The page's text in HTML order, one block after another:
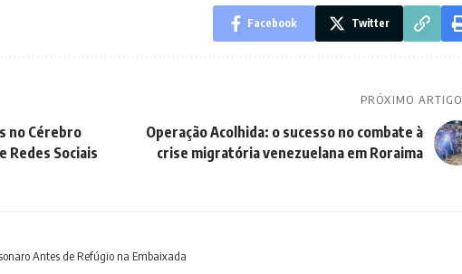
Facebook Twitter
no Cérebro
Redes Sociais
PRÓXIMO ARTIGO
Operação Acolhida: o sucesso no combate à
crise migratória venezuelana em Roraima
Antes de Refúgio na Embaixada